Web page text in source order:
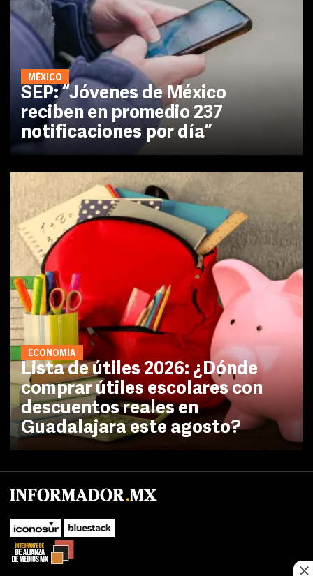
MÉXICO
SEP: “Jóvenes de México
reciben en promedio 237
notificaciones por día”
ECONOMÍA
Lista de útiles 2026: ¿Dónde
comprar útiles escolares con
descuentos reales en
Guadalajara este agosto?